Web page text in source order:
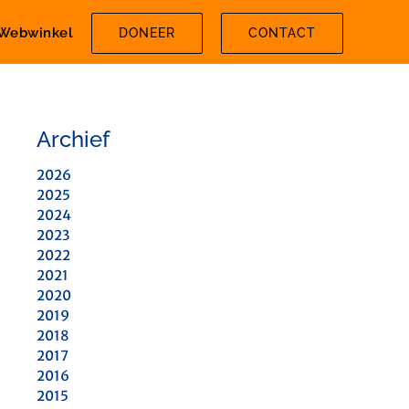
DONEER CONTACT
Archief
2026
2025
2024
2023
2022
2021
2020
2019
2018
2017
2016
2015